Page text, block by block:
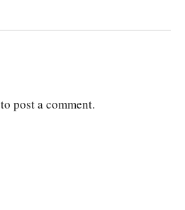
to post a comment.